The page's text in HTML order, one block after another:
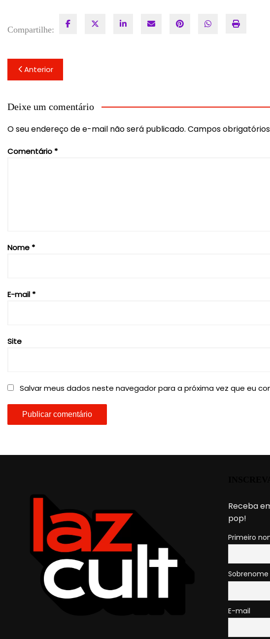
Compartilhe:
Navegação
de
Post
Anterior
Deixe um comentário
O seu endereço de e-mail não será publicado. Campos
Comentário *
Nome *
E-mail *
Site
Salvar meus dados neste navegador para a próxima vez que eu
Receba
pop!
Primeiro
Sobrenome
E-mail